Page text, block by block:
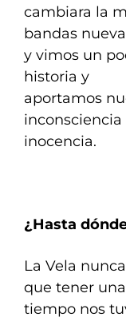
cambiara la
bandas
y vimos un
historia y
aportamos
inconsciencia
inocencia.
¿Hasta
La Vela
que tener
tiempo nos